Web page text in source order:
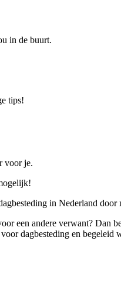
in de buurt.
tips!
voor je.
in Nederland
een andere verwant? Dan
dagbesteding en begeleid